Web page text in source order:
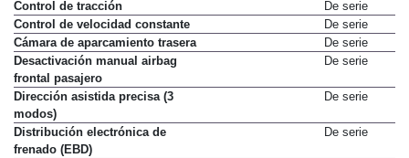
Control de tracción
De serie
Control de velocidad constante
De serie
Cámara de aparcamiento trasera
De serie
Desactivación manual airbag
frontal pasajero
De serie
Dirección asistida precisa (3
modos)
De serie
Distribución electrónica de
frenado (EBD)
De serie